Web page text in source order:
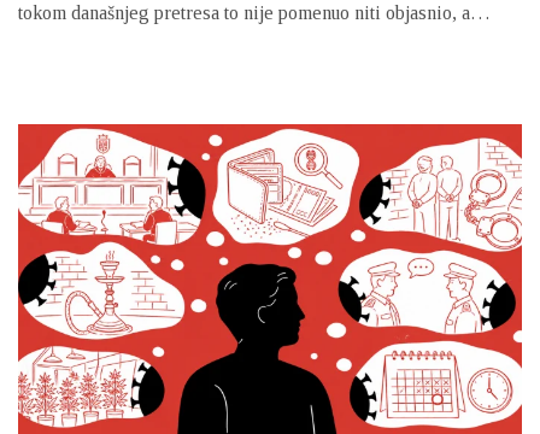
tokom današnjeg pretresa to nije pomenuo niti objasnio, a